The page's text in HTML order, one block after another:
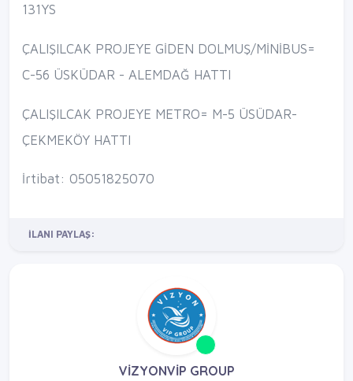
131YS
ÇALIŞILCAK PROJEYE GİDEN DOLMUŞ/MİNİBUS=
C-56 ÜSKÜDAR - ALEMDAĞ HATTI
ÇALIŞILCAK PROJEYE METRO= M-5 ÜSÜDAR-
ÇEKMEKÖY HATTI
İrtibat: 05051825070
İLANI PAYLAŞ:
VİZYONVİP GROUP